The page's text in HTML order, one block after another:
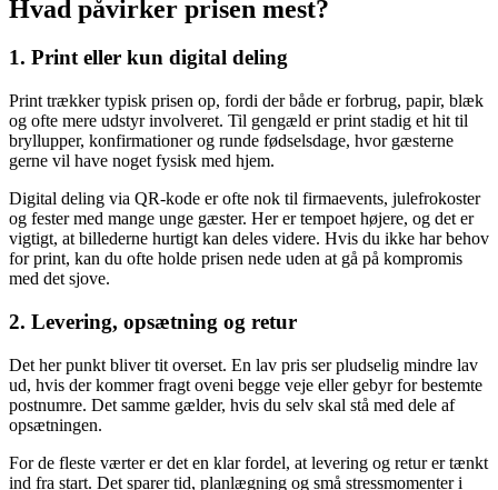
Hvad påvirker prisen mest?
1. Print eller kun digital deling
Print trækker typisk prisen op, fordi der både er forbrug, papir, blæk
og ofte mere udstyr involveret. Til gengæld er print stadig et hit til
bryllupper, konfirmationer og runde fødselsdage, hvor gæsterne
gerne vil have noget fysisk med hjem.
Digital deling via QR-kode er ofte nok til firmaevents, julefrokoster
og fester med mange unge gæster. Her er tempoet højere, og det er
vigtigt, at billederne hurtigt kan deles videre. Hvis du ikke har behov
for print, kan du ofte holde prisen nede uden at gå på kompromis
med det sjove.
2. Levering, opsætning og retur
Det her punkt bliver tit overset. En lav pris ser pludselig mindre lav
ud, hvis der kommer fragt oveni begge veje eller gebyr for bestemte
postnumre. Det samme gælder, hvis du selv skal stå med dele af
opsætningen.
For de fleste værter er det en klar fordel, at levering og retur er tænkt
ind fra start. Det sparer tid, planlægning og små stressmomenter i